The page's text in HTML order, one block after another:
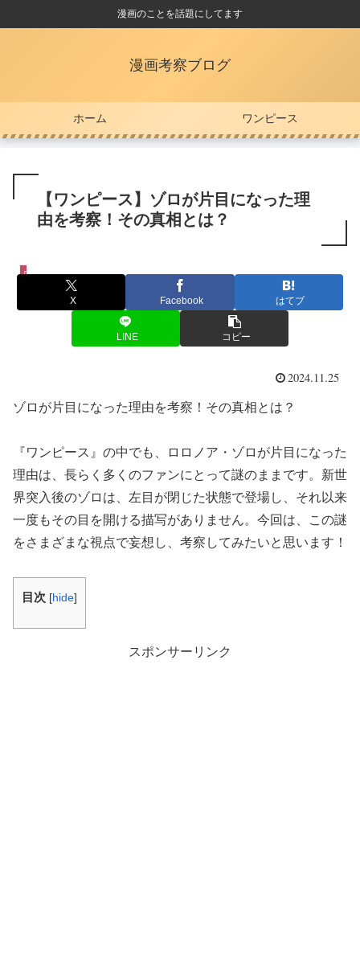
漫画のことを話題にしてます
漫画考察ブログ
ホーム ワンピース
【ワンピース】ゾロが片目になった理
由を考察！その真相とは？
ワンピース
X Facebook はてブ
LINE コピー
2024.11.25
ゾロが片目になった理由を考察！その真相とは？
『ワンピース』の中でも、ロロノア・ゾロが片目になった
理由は、長らく多くのファンにとって謎のままです。新世
界突入後のゾロは、左目が閉じた状態で登場し、それ以来
一度もその目を開ける描写がありません。今回は、この謎
をさまざまな視点で妄想し、考察してみたいと思います！
目次 [hide]
スポンサーリンク